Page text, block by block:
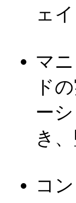
ェ
マ
ド
ー
き
コ